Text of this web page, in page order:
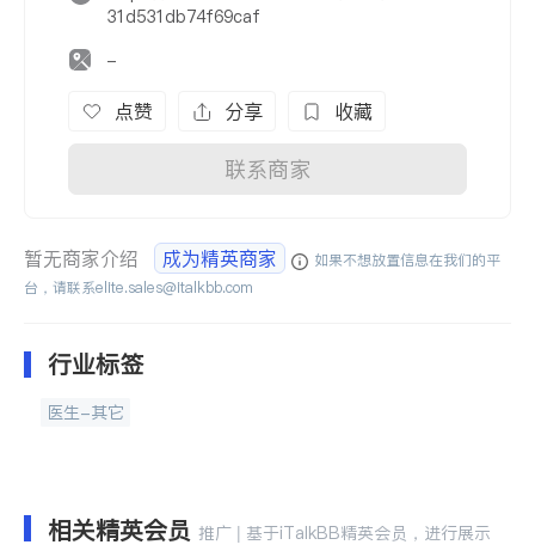
31d531db74f69caf
-
点赞 分享 收藏
联系商家
暂无商家介绍 成为精英商家
如果不想放置信息在我们的平
台，请联系elite.sales@italkbb.com
行业标签
医生-其它
相关精英会员 推广 | 基于iTalkBB精英会员，进行展示